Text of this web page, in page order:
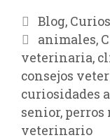
Blog,
animales,
veterinaria,
consejos
curiosidades
senior, perros
veterinario